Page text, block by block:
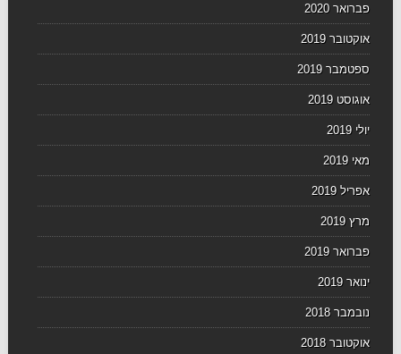
פברואר 2020
אוקטובר 2019
ספטמבר 2019
אוגוסט 2019
יולי 2019
מאי 2019
אפריל 2019
מרץ 2019
פברואר 2019
ינואר 2019
נובמבר 2018
אוקטובר 2018